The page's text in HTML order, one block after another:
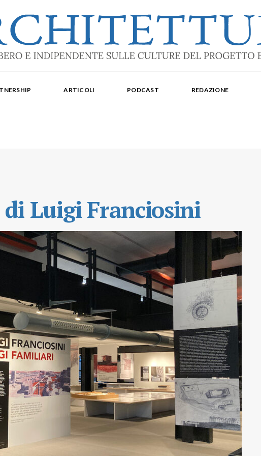
Spina. Editore Delegato per The Architectural Post: Luca Gibello.
ARTICOLI PODCAST REDAZIONE
Luigi Franciosini